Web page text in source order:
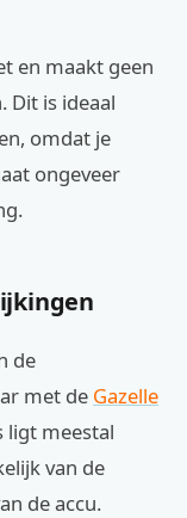
en maakt geen
Dit is ideaal
omdat je
ongeveer
de
met de Gazelle
ligt meestal
van de
de accu.